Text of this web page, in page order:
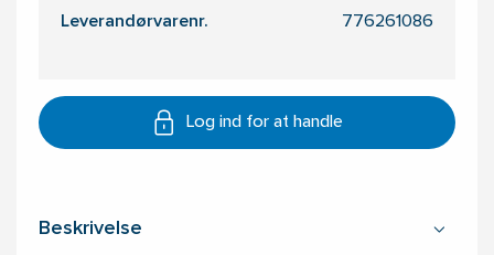
Leverandørvarenr. 776261086
Log ind for at handle
Beskrivelse